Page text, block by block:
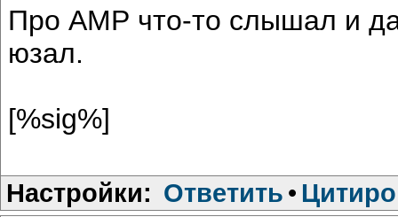
Про АМР что-то слышал и
юзал.
[%sig%]
Настройки: Ответить •